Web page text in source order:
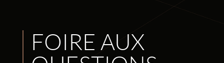
FOIRE AUX